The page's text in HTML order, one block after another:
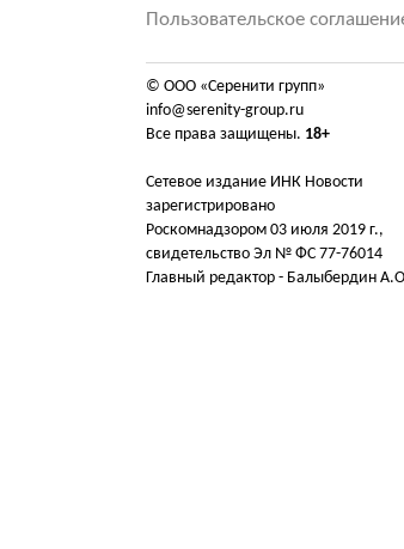
Пользовательское
© ООО «Серенити групп»
info@serenity-group.ru
Все права защищены. 18+
Сетевое издание ИНК Новости
зарегистрировано
Роскомнадзором 03 июля 2019 г.,
свидетельство Эл № ФС 77-76014
Главный редактор - Балыбердин